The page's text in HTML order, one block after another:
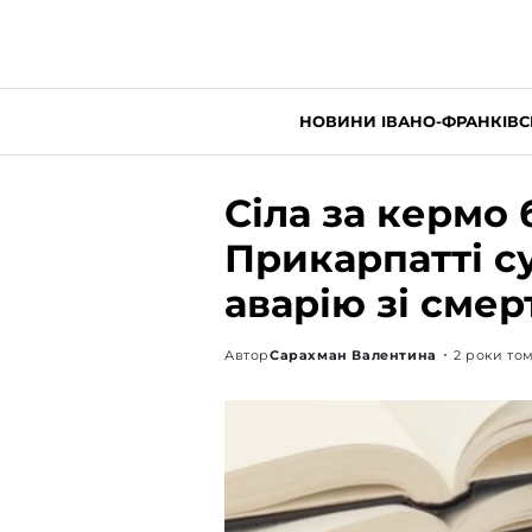
НОВИНИ ІВАНО-
Сіла за кермо
Прикарпатті
аварію зі
АвторСарахман Валентина 2 роки